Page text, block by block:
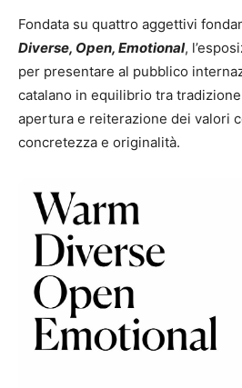
Fondata su quattro aggettivi
Diverse, Open, Emotional,
per presentare al pubblico
catalano in equilibrio tra
apertura e reiterazione dei valori
concretezza e originalità.